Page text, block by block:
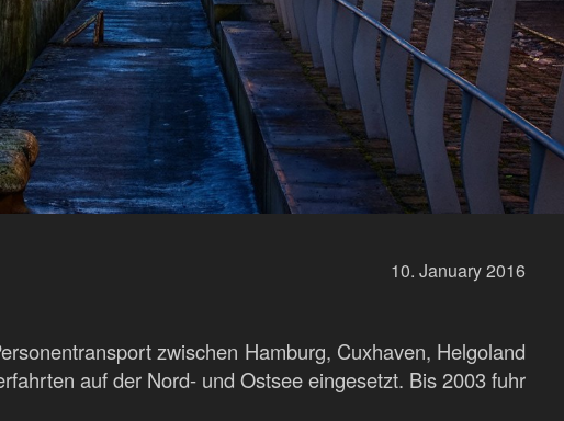
10. January2016
zwischen Hamburg, Cuxhaven, Helgoland
auf der Nord- und Ostsee eingesetzt. Bis 2003 fuhr